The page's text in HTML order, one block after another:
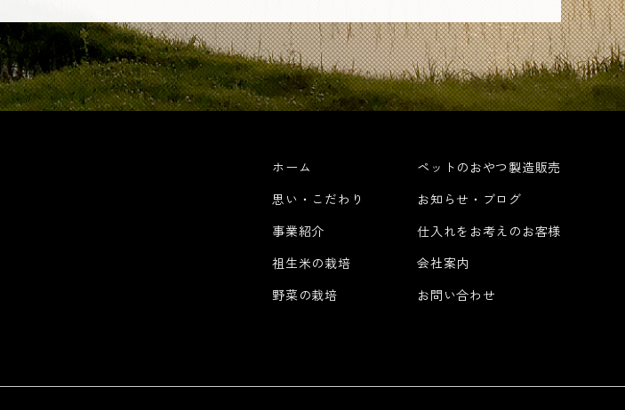
ホーム
思い・こだわり
事業紹介
祖生米の栽培
野菜の栽培
ペットのおやつ製造販売
お知らせ・ブログ
仕入れをお考えのお客様
会社案内
お問い合わせ